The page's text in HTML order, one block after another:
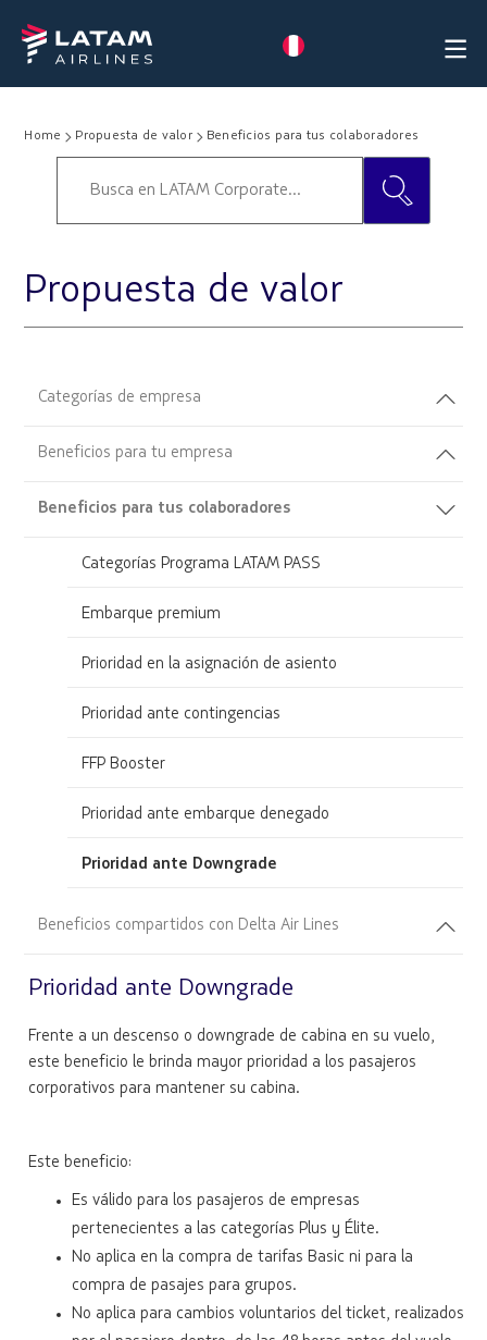
Home Propuesta de valor Beneficios para tus colaboradores
Propuesta de valor
Categorías de empresa
Beneficios para tu empresa
Beneficios para tus colaboradores
Categorías Programa LATAM PASS
Embarque premium
Prioridad en la asignación de asiento
Prioridad ante contingencias
FFP Booster
Prioridad ante embarque denegado
Prioridad ante Downgrade
Beneficios compartidos con Delta Air Lines
Prioridad ante Downgrade
Frente a un descenso o downgrade de cabina en su vuelo,
este beneficio le brinda mayor prioridad a los pasajeros
corporativos para mantener su cabina.
Este beneficio:
Es válido para los pasajeros de empresas
pertenecientes a las categorías Plus y Élite.
No aplica en la compra de tarifas Basic ni para la
compra de pasajes para grupos.
No aplica para cambios voluntarios del ticket, realizados